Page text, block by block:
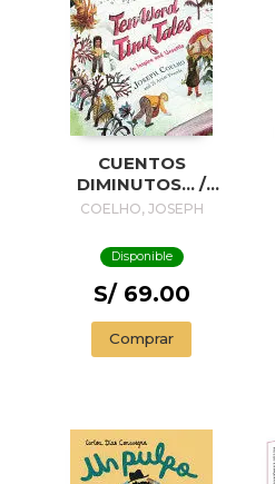
CUENTOS
DIMINUTOS... /
TINY STORIES...
COELHO, JOSEPH
Disponible
S/ 69.00
Comprar